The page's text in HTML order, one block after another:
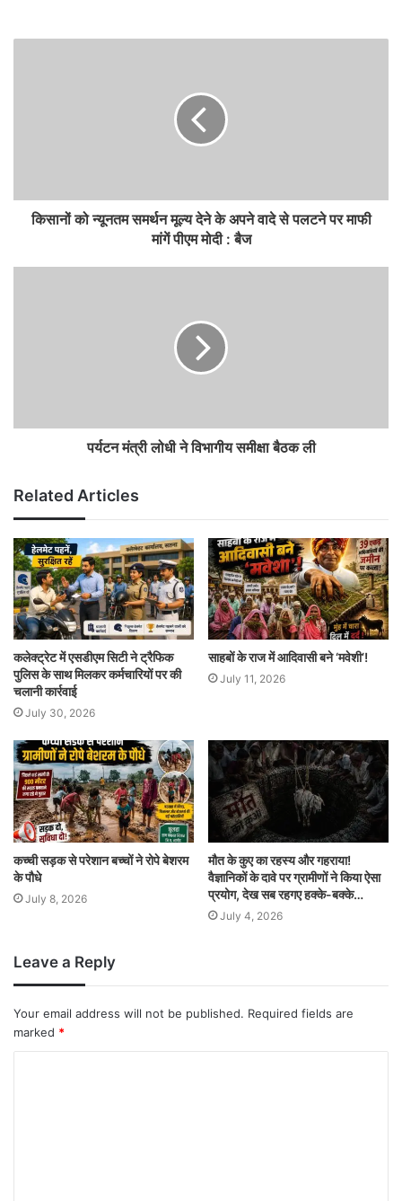
किसानों को न्यूनतम समर्थन मूल्य देने के अपने वादे से पलटने पर माफी
मांगें पीएम मोदी : बैज
पर्यटन मंत्री लोधी ने विभागीय समीक्षा बैठक ली
Related Articles
कलेक्ट्रेट में एसडीएम सिटी ने ट्रैफिक
पुलिस के साथ मिलकर कर्मचारियों पर की
चलानी कार्रवाई
July 30, 2026
साहबों के राज में आदिवासी बने ‘मवेशी’!
July 11, 2026
कच्ची सड़क से परेशान बच्चों ने रोपे बेशरम
के पौधे
July 8, 2026
मौत के कुए का रहस्य और गहराया!
वैज्ञानिकों के दावे पर ग्रामीणों ने किया ऐसा
प्रयोग, देख सब रहगए हक्के-बक्के…
July 4, 2026
Leave a Reply
Your email address will not be published. Required fields are
marked *